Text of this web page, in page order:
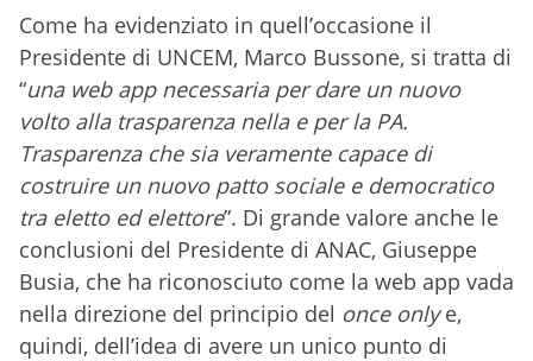
Come ha evidenziato in quell’occasione il
Presidente di UNCEM, Marco Bussone, si tratta di
“una web app necessaria per dare un nuovo
volto alla trasparenza nella e per la PA.
Trasparenza che sia veramente capace di
costruire un nuovo patto sociale e democratico
tra eletto ed elettore”. Di grande valore anche le
conclusioni del Presidente di ANAC, Giuseppe
Busia, che ha riconosciuto come la web app vada
nella direzione del principio del once onlye,
quindi, dell’idea di avere un unico punto di